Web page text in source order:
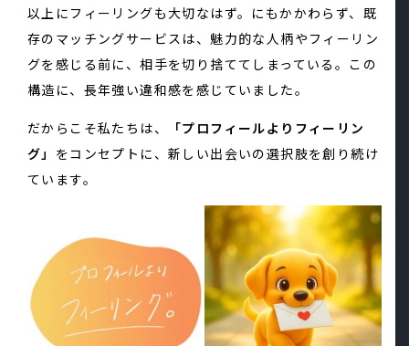
以上にフィーリングも大切なはず。にもかかわらず、既
存のマッチングサービスは、魅力的な人柄やフィーリン
グを感じる前に、相手を切り捨ててしまっている。この
構造に、長年強い違和感を感じていました。
だからこそ私たちは、
「プロフィールよりフィーリン
グ」 をコンセプトに、新しい出会いの選択肢を創り続け
ています。